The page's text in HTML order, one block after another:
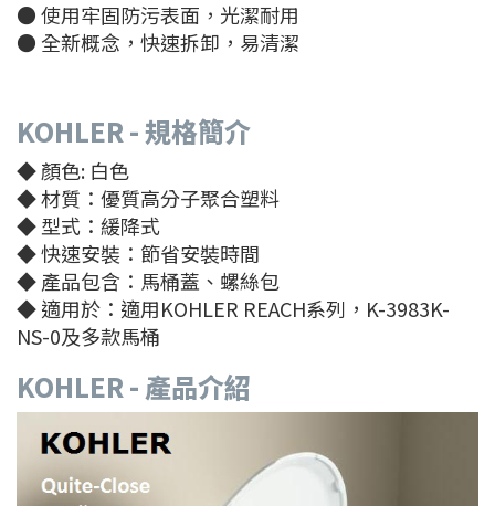
● 使用牢固防污表面，光潔耐用
● 全新概念，快速拆卸，易清潔
KOHLER - 規格簡介
◆ 顏色: 白色
◆ 材質：優質高分子聚合塑料
◆ 型式：緩降式
◆ 快速安裝：節省安裝時間
◆ 產品包含：馬桶蓋、螺絲包
◆ 適用於：適用KOHLER REACH系列，K-3983K-
NS-0及多款馬桶
KOHLER - 產品介紹